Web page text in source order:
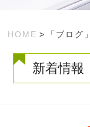
HOME > 「ブログ」
新着情報